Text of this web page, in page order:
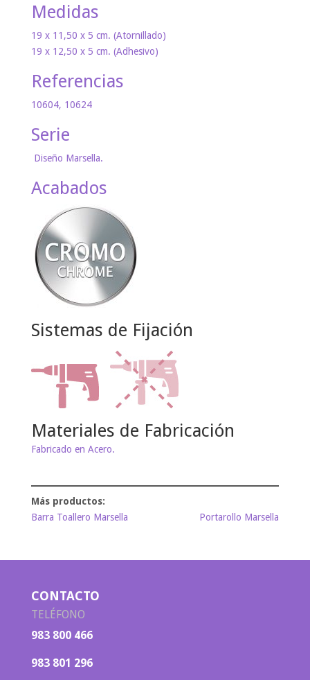
Medidas
19 x 11,50 x 5 cm. (Atornillado)
19 x 12,50 x 5 cm. (Adhesivo)
Referencias
10604, 10624
Serie
Diseño Marsella.
Acabados
Sistemas de Fijación
Materiales de Fabricación
Fabricado en Acero.
Barra Toallero Marsella Portarollo Marsella
CONTACTO
TELÉFONO
983 800 466
983 801 296